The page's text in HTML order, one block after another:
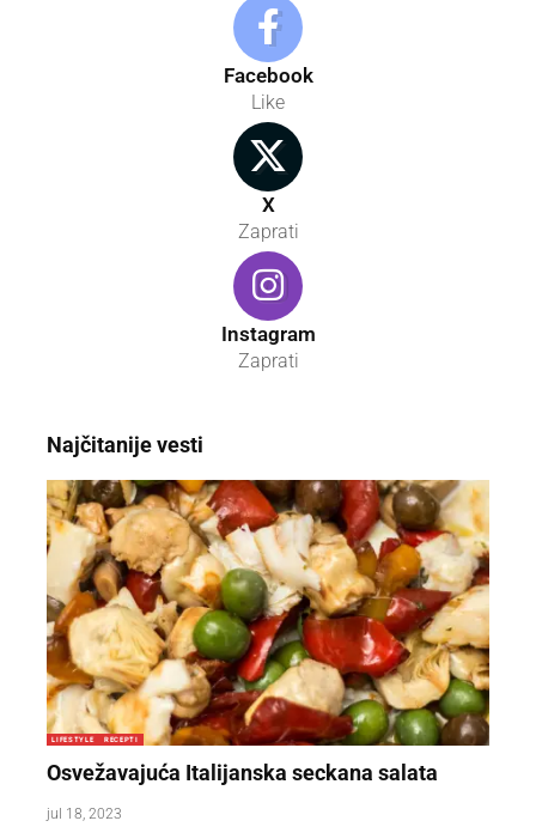
Facebook
Like
X
Zaprati
Instagram
Zaprati
Najčitanije vesti
LIFESTYLE RECEPTI
Osvežavajuća Italijanska seckana salata
jul 18, 2023